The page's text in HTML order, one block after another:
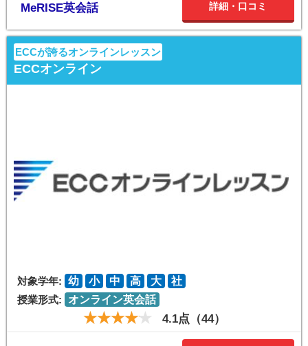
MeRISE英会話 詳細・口コミ
ECCが誇るオンラインレッスン
ECCオンライン
対象学年: 幼 小 中 高 大
社
授業形式:
オンライン英会話
4.1点（44）